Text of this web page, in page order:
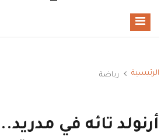
الرئيسية رياضة
أرنولد تائه في